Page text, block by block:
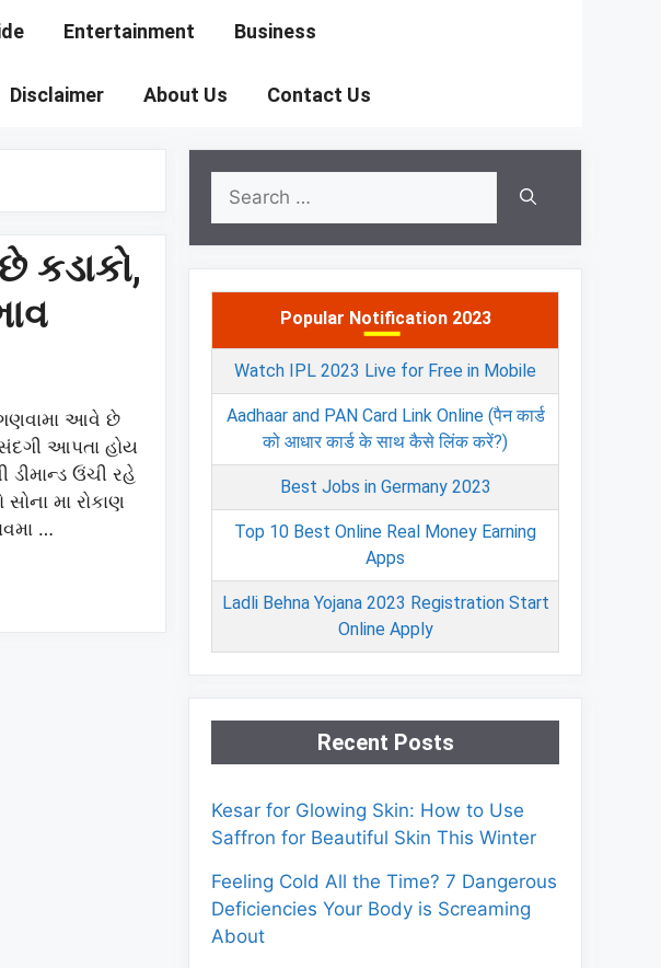
Entertainment Business
Disclaimer About Us Contact Us
કડાકો,
ગણવામા આવે છે
આપતા હોય
ડીમાન્ડ ઉંચી રહે
મા રોકાણ
…
Search
for:
Popular Notification 2023
Watch IPL 2023 Live for Free in Mobile
Aadhaar and PAN Card Link Online (पैन कार्ड
को आधार कार्ड के साथ कैसे लिंक करें?)
Best Jobs in Germany 2023
Top 10 Best Online Real Money Earning
Apps
Ladli Behna Yojana 2023 Registration Start
Online Apply
Recent Posts
Kesar for Glowing Skin: How to Use
Saffron for Beautiful Skin This Winter
Feeling Cold All the Time? 7 Dangerous
Deficiencies Your Body is Screaming
About